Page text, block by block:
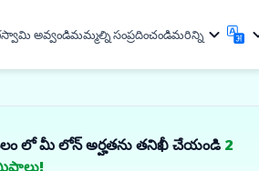
అవ్వండిమమ్మల్ని సంప్రదించండిమరిన్ని
हिन्दीDSA గా లాగిన్ చేయండి
లో మీ లోన్ అర్హతను తనిఖీ చేయండి 2